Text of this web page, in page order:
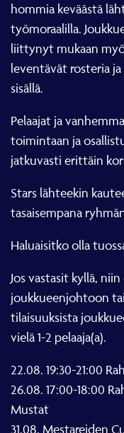
hommia keväästä
työmoraalilla.
liittynyt mukaan
leventävät rosteria
sisällä.
Pelaajat ja
toimintaan ja
jatkuvasti erittäin
Stars lähteekin
tasaisempana
Haluaisitko olla
Jos vastasit kyllä,
joukkueenjohtoon
tilaisuuksista
vielä 1-2 pelaaja(a).
22.08. 19:30-21:00
26.08. 17:00-18:00
Mustat
31.08. Mestareiden